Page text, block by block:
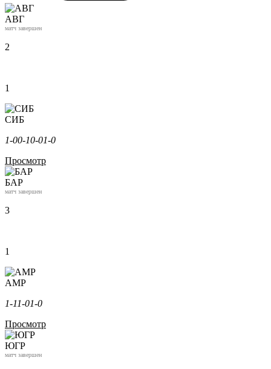
АВГ
матч завершен
2
1
СИБ
1-00-10-01-0
Просмотр
БАР
матч завершен
3
1
АМР
1-11-01-0
Просмотр
ЮГР
матч завершен